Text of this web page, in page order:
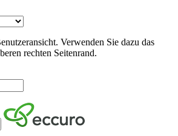
Verwenden Sie dazu das
rechten Seitenrand.